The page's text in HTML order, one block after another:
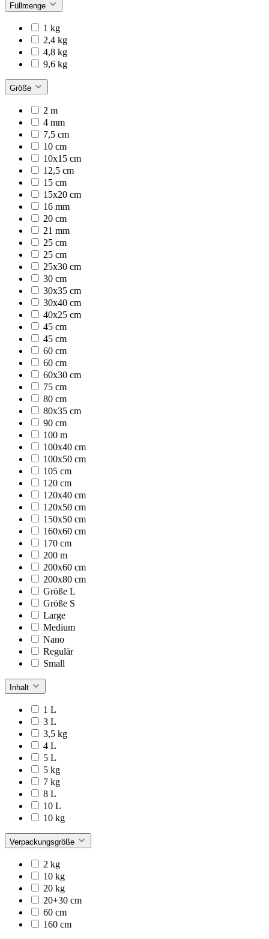
Füllmenge
1 kg
2,4 kg
4,8 kg
9,6 kg
Größe
2 m
4 mm
7,5 cm
10 cm
10x15 cm
12,5 cm
15 cm
15x20 cm
16 mm
20 cm
21 mm
25 cm
25 cm
25x30 cm
30 cm
30x35 cm
30x40 cm
40x25 cm
45 cm
45 cm
60 cm
60 cm
60x30 cm
75 cm
80 cm
80x35 cm
90 cm
100 m
100x40 cm
100x50 cm
105 cm
120 cm
120x40 cm
120x50 cm
150x50 cm
160x60 cm
170 cm
200 m
200x60 cm
200x80 cm
Größe L
Größe S
Large
Medium
Nano
Regulär
Small
Inhalt
1 L
3 L
3,5 kg
4 L
5 L
5 kg
7 kg
8 L
10 L
10 kg
Verpackungsgröße
2 kg
10 kg
20 kg
20+30 cm
60 cm
160 cm